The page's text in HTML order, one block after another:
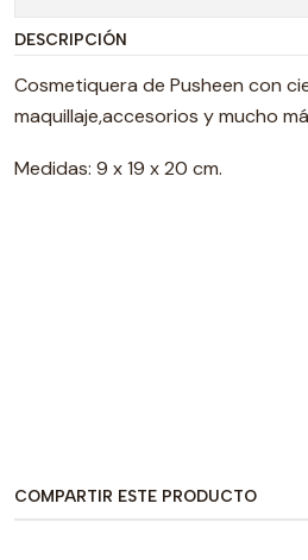
DESCRIPCIÓN
Cosmetiquera de Pusheen con
maquillaje,accesorios y mucho
Medidas: 9 x 19 x 20 cm.
COMPARTIR ESTE PRODUCTO